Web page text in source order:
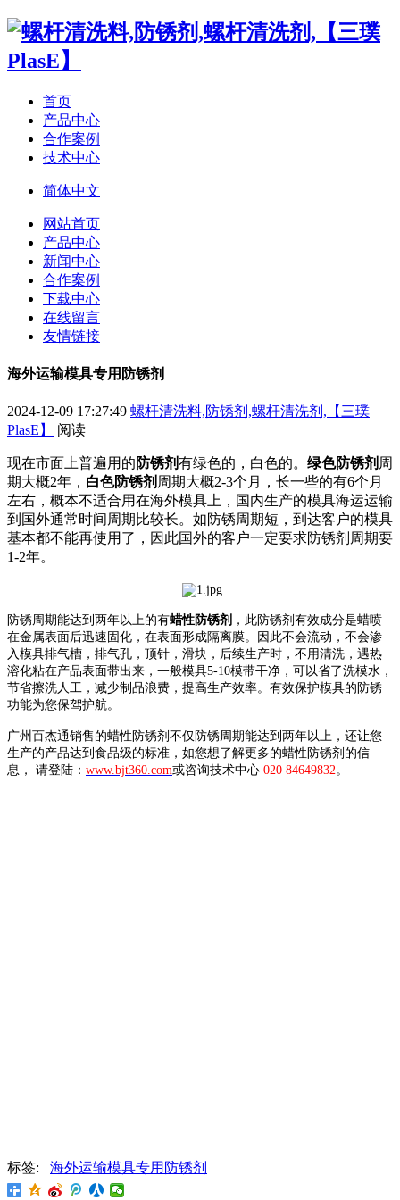
首页
产品中心
合作案例
技术中心
简体中文
网站首页
产品中心
新闻中心
合作案例
下载中心
在线留言
友情链接
海外运输模具专用防锈剂
2024-12-09 17:27:49 螺杆清洗料,防锈剂,螺杆清洗剂,【三璞
PlasE】
阅读
现在市面上普遍用的 防锈剂有绿色的，白色的。 绿色防锈剂 周
期大概2年 ， 白色防锈剂 周期大概2-3个月 ， 长一些的有6个月
左右 ，概本不适合用在海外模具上，国内生产的模具海运运输
到国外通常时间周期比较长。如防锈周期短，到达客户的模具
基本都不能再使用了，因此国外的客户一定要求防锈剂周期要
1-2年。
防锈周期能达到两年以上的有蜡性防锈剂 ，此防锈剂有效成分是蜡喷
在金属表面后迅速固化，在表面形成隔离膜。
因此不会流动，不会渗
入模具排气槽，排气孔，顶针，滑块 ， 后续生产时，不用清洗 ， 遇热
溶化粘在产品表面带出来 ， 一般模具5-10模带干净 ， 可以省了洗模水，
节省擦洗人工，减少制品浪费，提高生产效率。有效保护模具的防锈
功能为您保驾护航。
广州百杰通销售的蜡性防锈剂不仅防锈周期能达到两年以上，还让您
生产的产品达到食品级的标准，如您想了解更多的蜡性防锈剂的信
息，
请登陆： www.bjt360.com或咨询技术中心 020 84649832。
标签: 海外运输模具专用防锈剂